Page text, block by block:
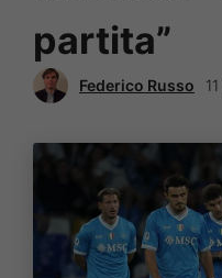
partita”
Federico Russo